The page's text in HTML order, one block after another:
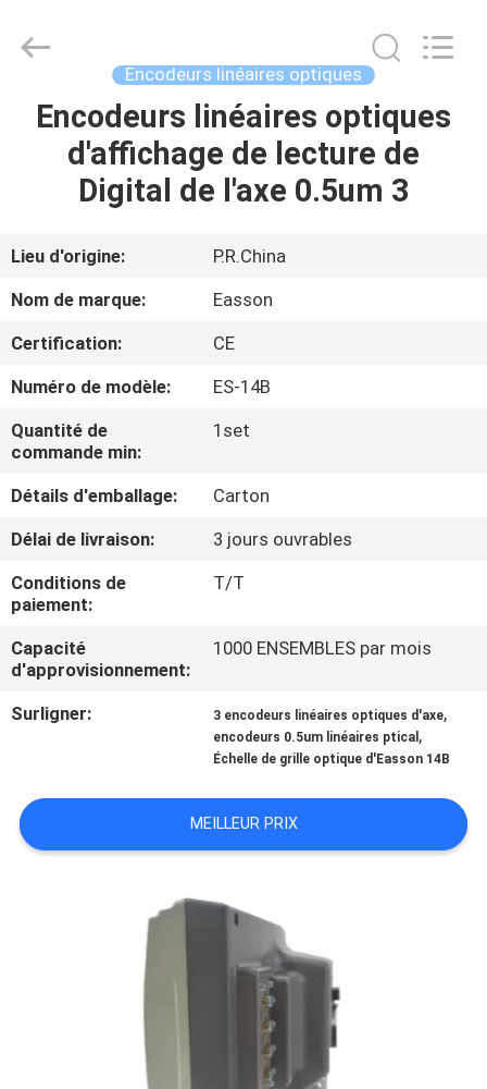
MAISON
PRODUITS
À
PROPOS
DE
VISITE
L'USINE
CONTRÔLE
QUALITÉ
CONTACTEZ-
NOUS
NOUVELLES
CAS
Technology
Reserved.
Encodeurs linéaires optiques
Encodeurs linéaires optiques
d'affichage de lecture de
Digital de l'axe 0.5um 3
Lieu d'origine:
P.R.China
Nom de marque:
Easson
Certification:
CE
Numéro de modèle:
ES-14B
Quantité de
commande min:
1set
Détails d'emballage:
Carton
Délai de livraison:
3 jours ouvrables
Conditions de
paiement:
T/T
Capacité
d'approvisionnement:
1000 ENSEMBLES par mois
Surligner: 3 encodeurs linéaires optiques d'axe,
encodeurs 0.5um linéaires ptical ,
Échelle de grille optique d'Easson 14B
MEILLEUR PRIX